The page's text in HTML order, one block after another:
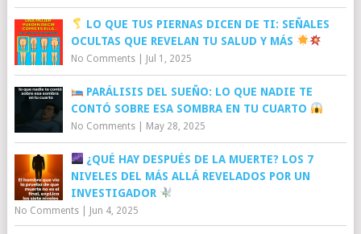
LO QUE TUS PIERNAS DICEN DE TI: SEÑALES
OCULTAS QUE REVELAN TU SALUD Y MÁS
No Comments| Jul 1, 2025
PARÁLISIS DEL SUEÑO: LO QUE NADIE TE
CONTÓ SOBRE ESA SOMBRA EN TU CUARTO
No Comments| May 28, 2025
¿QUÉ HAY DESPUÉS DE LA MUERTE? LOS 7
NIVELES DEL MÁS ALLÁ REVELADOS POR UN
INVESTIGADOR
No Comments| Jun 4, 2025